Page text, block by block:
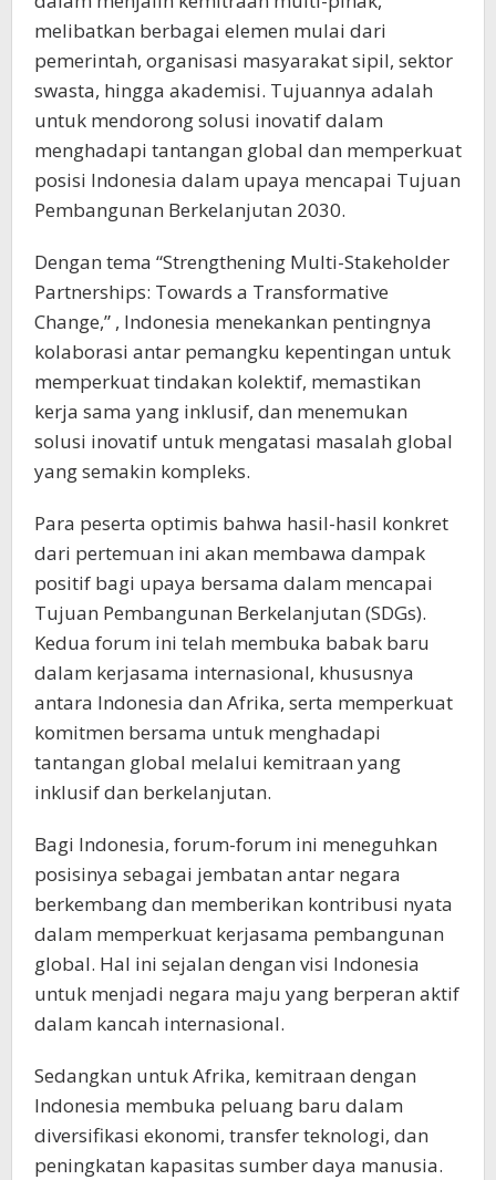
melibatkan berbagai elemen mulai dari
pemerintah, organisasi masyarakat sipil, sektor
swasta, hingga akademisi. Tujuannya adalah
untuk mendorong solusi inovatif dalam
menghadapi tantangan global dan memperkuat
posisi Indonesia dalam upaya mencapai Tujuan
Pembangunan Berkelanjutan 2030.
Dengan tema “Strengthening Multi-Stakeholder
Partnerships: Towards a Transformative
Change,” , Indonesia menekankan pentingnya
kolaborasi antar pemangku kepentingan untuk
memperkuat tindakan kolektif, memastikan
kerja sama yang inklusif, dan menemukan
solusi inovatif untuk mengatasi masalah global
yang semakin kompleks.
Para peserta optimis bahwa hasil-hasil konkret
dari pertemuan ini akan membawa dampak
positif bagi upaya bersama dalam mencapai
Tujuan Pembangunan Berkelanjutan (SDGs).
Kedua forum ini telah membuka babak baru
dalam kerjasama internasional, khususnya
antara Indonesia dan Afrika, serta memperkuat
komitmen bersama untuk menghadapi
tantangan global melalui kemitraan yang
inklusif dan berkelanjutan.
Bagi Indonesia, forum-forum ini meneguhkan
posisinya sebagai jembatan antar negara
berkembang dan memberikan kontribusi nyata
dalam memperkuat kerjasama pembangunan
global. Hal ini sejalan dengan visi Indonesia
untuk menjadi negara maju yang berperan aktif
dalam kancah internasional.
Sedangkan untuk Afrika, kemitraan dengan
Indonesia membuka peluang baru dalam
diversifikasi ekonomi, transfer teknologi, dan
peningkatan kapasitas sumber daya manusia.